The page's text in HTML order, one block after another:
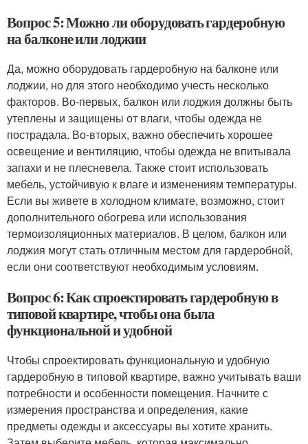
Вопрос 5: Можно ли оборудовать гардеробную
на балконе или лоджии
Да, можно оборудовать гардеробную на балконе или
лоджии, но для этого необходимо учесть несколько
факторов. Во-первых, балкон или лоджия должны быть
утеплены и защищены от влаги, чтобы одежда не
пострадала. Во-вторых, важно обеспечить хорошее
освещение и вентиляцию, чтобы одежда не впитывала
запахи и не плесневела. Также стоит использовать
мебель, устойчивую к влаге и изменениям температуры.
Если вы живете в холодном климате, возможно, стоит
дополнительного обогрева или использования
термоизоляционных материалов. В целом, балкон или
лоджия могут стать отличным местом для гардеробной,
если они соответствуют необходимым условиям.
Вопрос 6: Как спроектировать гардеробную в
типовой квартире, чтобы она была
функциональной и удобной
Чтобы спроектировать функциональную и удобную
гардеробную в типовой квартире, важно учитывать ваши
потребности и особенности помещения. Начните с
измерения пространства и определения, какие
предметы одежды и аксессуары вы хотите хранить.